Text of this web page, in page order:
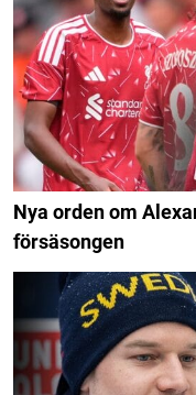
Nya orden om
försäsongen